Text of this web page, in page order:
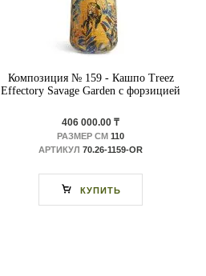
Композиция № 159 - Кашпо Treez
Effectory Savage Garden с форзицией
406 000.00 ₸
РАЗМЕР СМ 110
АРТИКУЛ 70.26-1159-OR
КУПИТЬ